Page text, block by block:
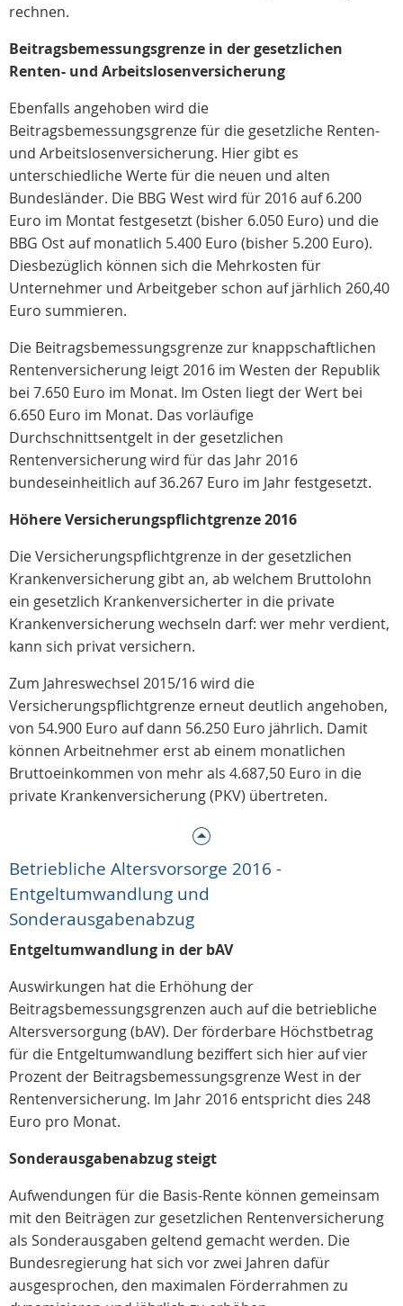
rechnen.
Beitragsbemessungsgrenze in der gesetzlichen
Renten- und Arbeitslosenversicherung
Ebenfalls angehoben wird die
Beitragsbemessungsgrenze für die gesetzliche Renten-
und Arbeitslosenversicherung. Hier gibt es
unterschiedliche Werte für die neuen und alten
Bundesländer. Die BBG West wird für 2016 auf 6.200
Euro im Montat festgesetzt (bisher 6.050 Euro) und die
BBG Ost auf monatlich 5.400 Euro (bisher 5.200 Euro).
Diesbezüglich können sich die Mehrkosten für
Unternehmer und Arbeitgeber schon auf järhlich 260,40
Euro summieren.
Die Beitragsbemessungsgrenze zur knappschaftlichen
Rentenversicherung leigt 2016 im Westen der Republik
bei 7.650 Euro im Monat. Im Osten liegt der Wert bei
6.650 Euro im Monat. Das vorläufige
Durchschnittsentgelt in der gesetzlichen
Rentenversicherung wird für das Jahr 2016
bundeseinheitlich auf 36.267 Euro im Jahr festgesetzt.
Höhere Versicherungspflichtgrenze 2016
Die Versicherungspflichtgrenze in der gesetzlichen
Krankenversicherung gibt an, ab welchem Bruttolohn
ein gesetzlich Krankenversicherter in die private
Krankenversicherung wechseln darf: wer mehr verdient,
kann sich privat versichern.
Zum Jahreswechsel 2015/16 wird die
Versicherungspflichtgrenze erneut deutlich angehoben,
von 54.900 Euro auf dann 56.250 Euro jährlich. Damit
können Arbeitnehmer erst ab einem monatlichen
Bruttoeinkommen von mehr als 4.687,50 Euro in die
private Krankenversicherung (PKV) übertreten.
Betriebliche Altersvorsorge 2016 -
Entgeltumwandlung und
Sonderausgabenabzug
Entgeltumwandlung in der bAV
Auswirkungen hat die Erhöhung der
Beitragsbemessungsgrenzen auch auf die betriebliche
Altersversorgung (bAV). Der förderbare Höchstbetrag
für die Entgeltumwandlung beziffert sich hier auf vier
Prozent der Beitragsbemessungsgrenze West in der
Rentenversicherung. Im Jahr 2016 entspricht dies 248
Euro pro Monat.
Sonderausgabenabzug steigt
Aufwendungen für die Basis-Rente können gemeinsam
mit den Beiträgen zur gesetzlichen Rentenversicherung
als Sonderausgaben geltend gemacht werden. Die
Bundesregierung hat sich vor zwei Jahren dafür
ausgesprochen, den maximalen Förderrahmen zu